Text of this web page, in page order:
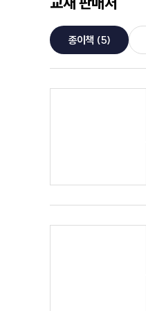
종이책 (5)